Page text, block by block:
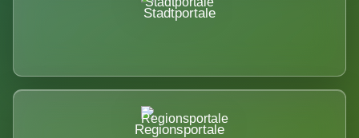
Stadtportale
Regionsportale